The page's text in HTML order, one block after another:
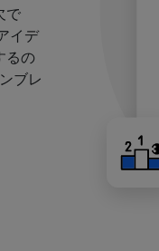
で
イデ
るの
ブレ